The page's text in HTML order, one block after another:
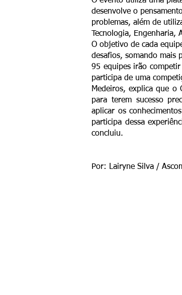
desenvolve o
problemas, além de
Tecnologia,
O objetivo de cada
desafios, somando mais
95 equipes irão
participa de uma
Medeiros, explica que o
para terem sucesso
aplicar os
participa dessa
concluiu.
Por: Lairyne Silva /